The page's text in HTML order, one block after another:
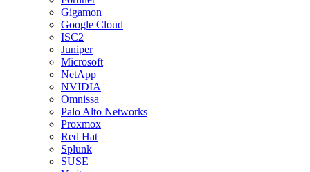
Gigamon
Google Cloud
ISC2
Juniper
Microsoft
NetApp
NVIDIA
Omnissa
Palo Alto Networks
Proxmox
Red Hat
Splunk
SUSE